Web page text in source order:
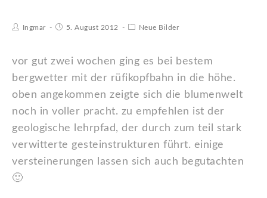
Ingmar 5. August 2012 Neue Bilder
vor gut zwei wochen ging es bei bestem
bergwetter mit der rüfikopfbahn in die höhe.
oben angekommen zeigte sich die blumenwelt
noch in voller pracht. zu empfehlen ist der
geologische lehrpfad, der durch zum teil stark
verwitterte gesteinstrukturen führt. einige
versteinerungen lassen sich auch begutachten
🙂